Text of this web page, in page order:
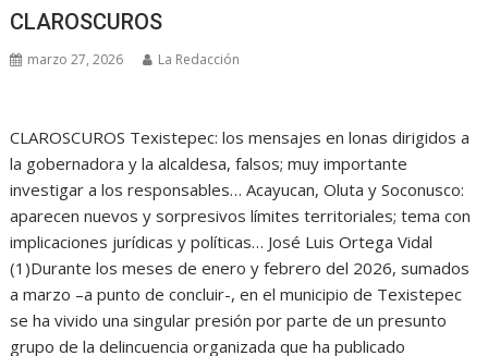
CLAROSCUROS
marzo 27, 2026 La Redacción
CLAROSCUROS Texistepec: los mensajes en lonas dirigidos a
la gobernadora y la alcaldesa, falsos; muy importante
investigar a los responsables… Acayucan, Oluta y Soconusco:
aparecen nuevos y sorpresivos límites territoriales; tema con
implicaciones jurídicas y políticas… José Luis Ortega Vidal
(1)Durante los meses de enero y febrero del 2026, sumados
a marzo –a punto de concluir-, en el municipio de Texistepec
se ha vivido una singular presión por parte de un presunto
grupo de la delincuencia organizada que ha publicado